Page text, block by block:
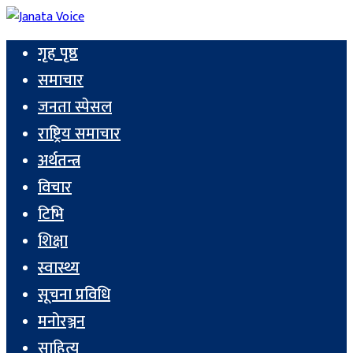
गृह पृष्ठ
समाचार
जनता स्पेसल
राष्ट्रिय समाचार
अर्थतन्त्र
विचार
टिभि
शिक्षा
स्वास्थ्य
सूचना प्रविधि
मनोरञ्जन